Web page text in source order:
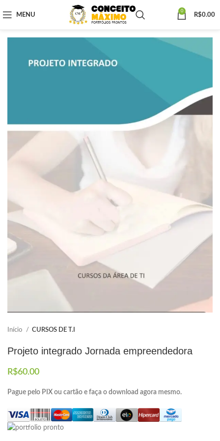
MENU
0
R$0.00
Início CURSOS DE T.I
Projeto integrado Jornada empreendedora
R$60.00
Pague pelo PIX ou cartão e faça o download agora mesmo.
Elaboramos os portfólios
Envio imediato